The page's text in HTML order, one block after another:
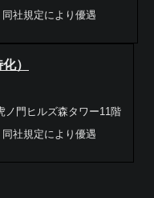
社規定により優遇
）
ノ門ヒルズ森タワー11階
社規定により優遇